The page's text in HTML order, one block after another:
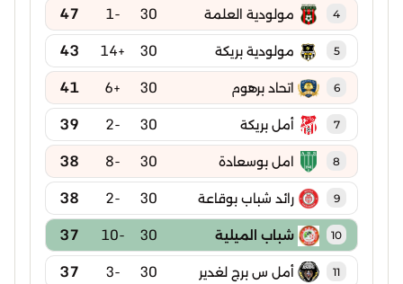
4 مولودية العلمة 30
-1
47
5 مولودية بريكة 30
+14
43
6 اتحاد برهوم 30
+6
41
7 أمل بريكة 30
-2
39
8 امل بوسعادة 30
-8
38
9 رائد شباب بوقاعة 30
-2
38
10 شباب الميلية 30
-10
37
11 أمل س برج لغدير 30
-3
37